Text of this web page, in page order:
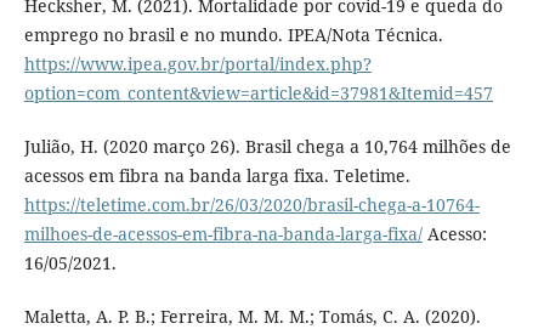
Hecksher, M. (2021). Mortalidade por covid-19 e queda do
emprego no brasil e no mundo. IPEA/Nota Técnica.
https://www.ipea.gov.br/portal/index.php?
option=com_content&view=article&id=37981&Itemid=457
Julião, H. (2020 março 26). Brasil chega a 10,764 milhões de
acessos em fibra na banda larga fixa. Teletime.
https://teletime.com.br/26/03/2020/brasil-chega-a-10764-
milhoes-de-acessos-em-fibra-na-banda-larga-fixa/Acesso:
16/05/2021.
Maletta, A. P. B.; Ferreira, M. M. M.; Tomás, C. A. (2020).